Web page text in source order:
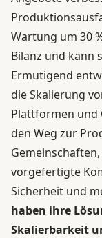
Wartung um 30
Bilanz und kann
Ermutigend
die Skalierung
Plattformen und
den Weg zur
vorgefertigte
Sicherheit und
haben ihre
Skalierbarkeit